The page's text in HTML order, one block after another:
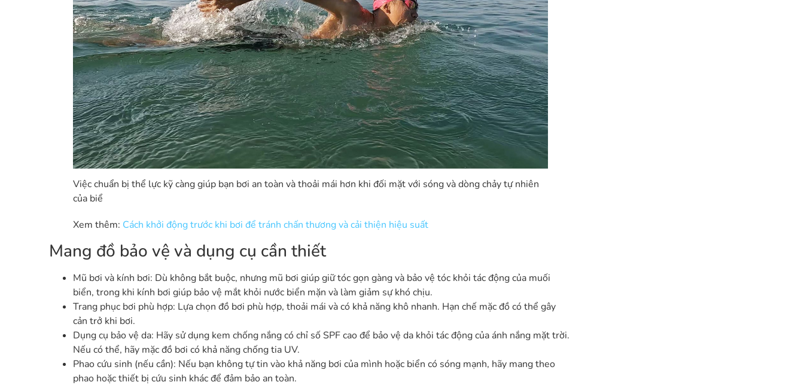
Việc chuẩn bị thể lực kỹ càng giúp bạn bơi an toàn và thoải mái hơn khi đối mặt với sóng và dòng chảy tự nhiên
của biể
Xem thêm: Cách khởi động trước khi bơi để tránh chấn thương và cải thiện hiệu suất
Mang đồ bảo vệ và dụng cụ cần thiết
Mũ bơi và kính bơi: Dù không bắt buộc, nhưng mũ bơi giúp giữ tóc gọn gàng và bảo vệ tóc khỏi tác động của muối
biển, trong khi kính bơi giúp bảo vệ mắt khỏi nước biển mặn và làm giảm sự khó chịu.
Trang phục bơi phù hợp: Lựa chọn đồ bơi phù hợp, thoải mái và có khả năng khô nhanh. Hạn chế mặc đồ có thể gây
cản trở khi bơi.
Dụng cụ bảo vệ da: Hãy sử dụng kem chống nắng có chỉ số SPF cao để bảo vệ da khỏi tác động của ánh nắng mặt trời.
Nếu có thể, hãy mặc đồ bơi có khả năng chống tia UV.
Phao cứu sinh (nếu cần): Nếu bạn không tự tin vào khả năng bơi của mình hoặc biển có sóng mạnh, hãy mang theo
phao hoặc thiết bị cứu sinh khác để đảm bảo an toàn.